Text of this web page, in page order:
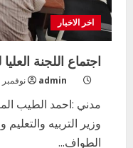
اخر الاخبار
اجتماع اللجنة
admin نوفمبر 6, 2025
مدني :احمد الطيب
وزير التربيه والتعليم
الطواف...